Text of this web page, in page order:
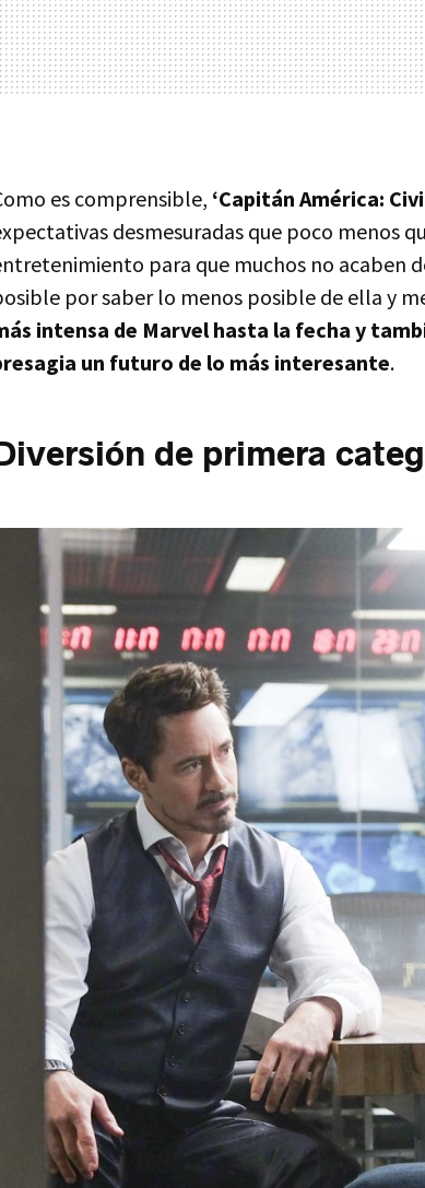
es comprensible, ‘Capitán América:
desmesuradas que poco menos
para que muchos no acaben
por saber lo menos posible de ella y
intensa de Marvel hasta la fecha y
un futuro de lo más interesante.
de primera